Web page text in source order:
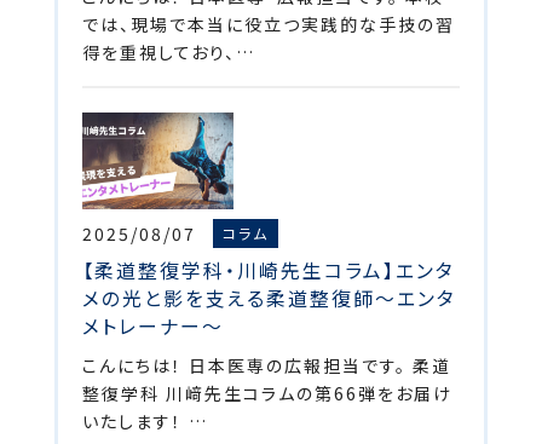
では、現場で本当に役立つ実践的な手技の習
得を重視しており、…
2025/08/07 コラム
【柔道整復学科・川崎先生コラム】エンタ
メの光と影を支える柔道整復師～エンタ
メトレーナー～
こんにちは！ 日本医専の広報担当です。 柔道
整復学科 川﨑先生コラムの第66弾をお届け
いたします！ …